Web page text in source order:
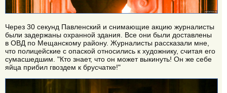
Через 30 секунд Павленский и снимающие акцию журналисты
были задержаны охранной здания. Все они были доставлены
в ОВД по Мещанскому району. Журналисты рассказали мне,
что полицейские с опаской относились к художнику, считая его
сумасшедшим. "Кто знает, что он может выкинуть! Он же себе
яйца прибил гвоздем к брусчатке!"